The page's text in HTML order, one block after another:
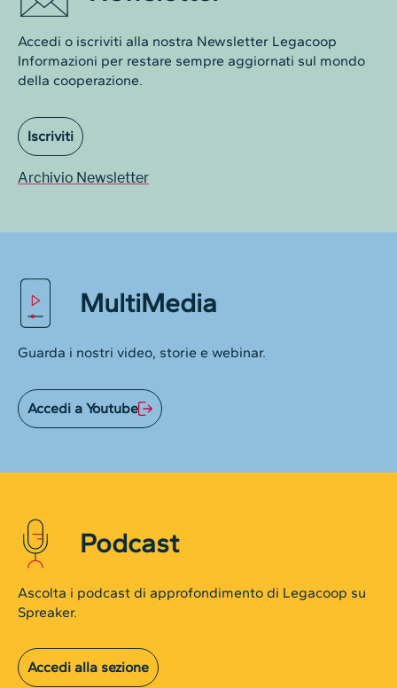
Accedi o iscriviti alla nostra Newsletter Legacoop
Informazioni per restare sempre aggiornati sul mondo
della cooperazione.
Iscriviti
Archivio Newsletter
MultiMedia
Guarda i nostri video, storie e webinar.
Accedi a Youtube
Podcast
Ascolta i podcast di approfondimento di Legacoop su
Spreaker.
Accedi alla sezione